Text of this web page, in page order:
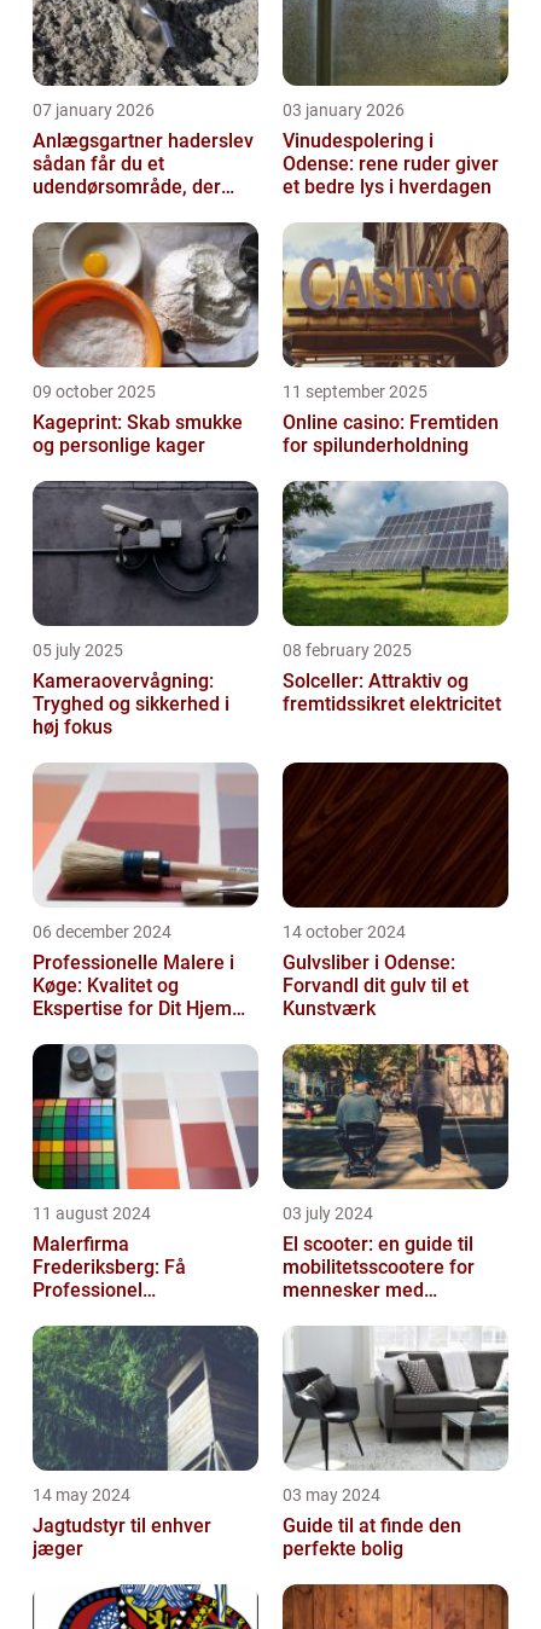
07 january 2026
Anlægsgartner haderslev
sådan får du et
udendørsområde, der
03 january 2026
Vinudespolering i
Odense: rene ruder giver
et bedre lys i hverdagen
09 october 2025
Kageprint: Skab smukke
og personlige kager
11 september 2025
Online casino: Fremtiden
for spilunderholdning
05 july 2025
Kameraovervågning:
Tryghed og sikkerhed i
høj fokus
08 february 2025
Solceller: Attraktiv og
fremtidssikret elektricitet
06 december 2024
Professionelle Malere i
Køge: Kvalitet og
Ekspertise for Dit Hjem
14 october 2024
Gulvsliber i Odense:
Forvandl dit gulv til et
Kunstværk
11 august 2024
Malerfirma
Frederiksberg: Få
Professionel
eller virksomhed
03 july 2024
El scooter: en guide til
mobilitetsscootere for
mennesker med
14 may 2024
Jagtudstyr til enhver
jæger
03 may 2024
Guide til at finde den
perfekte bolig